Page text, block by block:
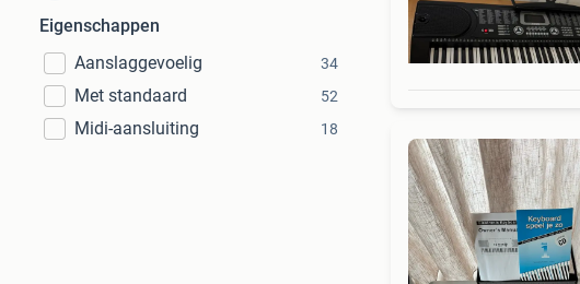
Eigenschappen
Aanslaggevoelig
34
Met standaard 52
Midi-aansluiting 18